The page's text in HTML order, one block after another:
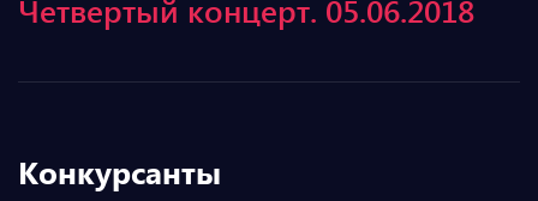
Четвертый концерт. 05.06.2018
Конкурсанты